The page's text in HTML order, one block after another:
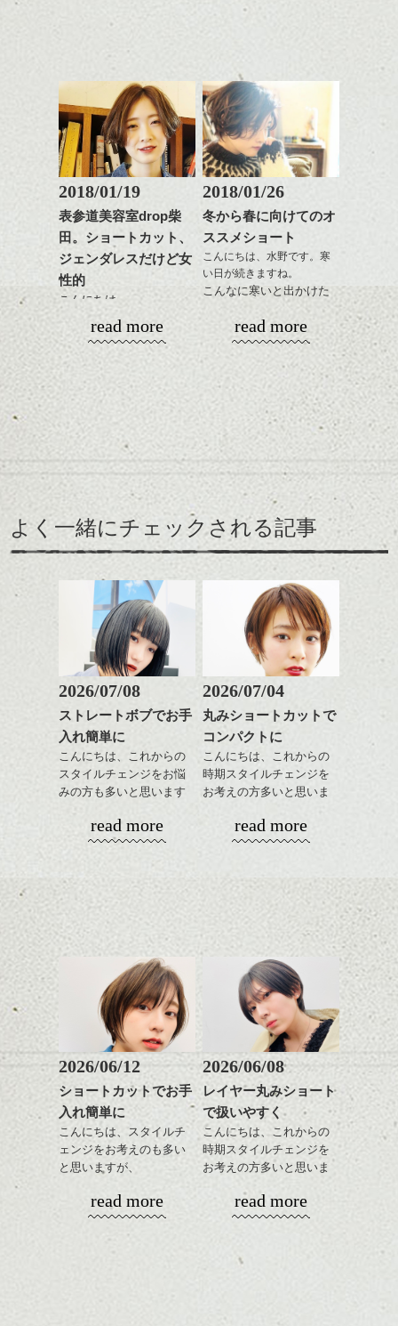
下さいね。
ハンサムショート／ヘッド
スパ／伸びても目立たない
ヘアカラー/ハイライト/ダブ
ルカラー/髪質改善/TOKIOト
リートメント/ブリーチ/イン
ミニボブ/抜け感ショート/バ
レイヤージュ/縮毛矯正
ハンサムショート／ヘッド
スパ／伸びても目立たない
ヘアカラー/ハイライト/ダブ
ルカラー/髪質改善/TOKIOト
リートメント/ブリーチ/イン
ナーカラー/イルミナカラー/
ミニボブ/抜け感ショート/バ
レイヤージュ/縮毛矯正
ワックスとオイル、バー
ム等の質感を調整しやす
いものを全体になじませ
ながら
整えるだけですよ。
これからのスタイルチェ
ンジの事等
是非なんでもご相談して
下さい。
お待ちしております
シバタ
ハンサムショート／ヘッド
ヘアカラー/ハイライト/ダブ
ルカラー/髪質改善/TOKIOト
ナーカラー/イルミナカラー/
ミニボブ/抜け感ショート/バ
下さいね。
シバタ
こ良いHPに仕上がりまし
いね。
今後の更新もお楽しみ
に！
2018年になってもう一週
ますね。
ヘアーも雰囲気を変えた
い、なんていう方結構い
るのではないでしょう
か？
ひきつづきミニマムヘア
で、
今回はマッシュ(っぽい!)
ショートカットの話。
ここ最近タイトでコンパ
クトなイメージのショー
トが良い感じでしたが、
そこに相反するボリュー
ム感がミックスされてた
りフォルムが際立つと春
に向けていい感じだと思
いますよ。
↑こんなふうにフロント部
分をややフォルミーに見
前からみるとマッシュな
感じ
↓サイドから見るとタイト
なクラシックショート
風。
たファッションとも相性
耳だしするとメリハリが
ついて良い感じです。
スタイリングはとても簡
単でワックスやセラムを
全体に手ぐししながら広
げるだけ、
毛を活かしたり、気分で
楽しめるのもいいです
2018/01/19
表参道美容室drop柴
田。ショートカット、
ジェンダレスだけど女
性的
こんにちは。
春に向けて！
いろいろ考える頃です
ね、髪型の事とか
まだ寒いですが。
ショートカット～ボブの
レングスで良い感じなヘ
アーもこれからの季節お
すすめです。
前髪長めで後髪短くだ
と、抜け感のあるこなれ
た印象になって良いで
す。
に明るめグレージュのハ
イライトをプラスしてツ
ヤと軽さを。
にかとアレンジも効きや
すいので
毎日の気分で楽しめるの
もいいですよ。
バックのフォルムをしっ
かり残してカット、お洒
落系の女性に合います。
またジェンダレスなライ
ンでもあるので、これく
らいの感じって中性的な
メンズにも似合いそうで
すよね。
今回はそんな感じで、
春のヘアスタイル是非ご
相談して下さい。
read more
2018/01/26
冬から春に向けてのオ
ススメショート
こんにちは、水野です。寒
い日が続きますね。
こんなに寒いと出かけた
なのでおうちで暖かくし
てまったりと過ごす冬
に、そしてこれからの春
を少し意識したスタイル
えりあしはコンパクトに
してざっくりとしたニッ
トにもバランスよく合う
緩いパーマがリラックス
雰囲気にぴったり、ニッ
トとコンパクトなショー
トパーマおすすめです。
パーマそして春はパーマ
が似合う季節、柔らかく
ふわっとしたイメージに
したくなりませんか？
ショートでパーマは抵抗
ある方も多いかと思いま
すがアウトラインや耳下
は極弱にトップは大きめ
でしっかりと、頭の箇所
で強さをコントロールし
てかけたらスタイリング
す。髪質によってはかけ
なくていい箇所もありま
気になる方はぜひご相談
read more
よく一緒にチェックされる記事
2026/07/08
ストレートボブでお手
入れ簡単に
こんにちは、これからの
スタイルチェンジをお悩
みの方も多いと思います
やっぱりボブでお手入れ
しやすいスタイルだと毎
で良いですよ。
あご下のラインでやや長
さを残したボブは雰囲気
も出しやすくていろいろ
おすすめですね。
前髪もやや重めにカット
してラインを強調するの
もこれからは良い感じで
す、
目元が引き締まった印象
に。
read more
2026/07/04
丸みショートカットで
コンパクトに
こんにちは、これからの
時期スタイルチェンジを
お考えの方多いと思いま
コンパクトなフォルムが
せてくれる効果もあり、
をだしやすくスタイリン
グも簡単で良いので朝の
そんなショートカット。
軽めの前髪で透け感を演
出できるので、
この時期とてもおすすめ
ですよ。
read more
2026/06/12
ショートカットでお手
入れ簡単に
こんにちは、スタイルチ
ェンジをお考えのも多い
と思いますが、
演出したスタイルもこれ
からの季節とてもおすす
read more
2026/06/08
レイヤー丸みショート
で扱いやすく
こんにちは、これからの
時期スタイルチェンジを
お考えの方多いと思いま
コンパクトなフォルムが
せてくれる効果もあり、
read more